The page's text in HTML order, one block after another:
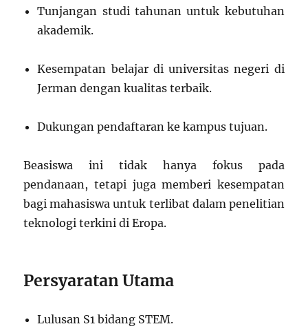
Tunjangan studi tahunan untuk kebutuhan
akademik.
Kesempatan belajar di universitas negeri di
Jerman dengan kualitas terbaik.
Dukungan pendaftaran ke kampus tujuan.
Beasiswa ini tidak hanya fokus pada
pendanaan, tetapi juga memberi kesempatan
bagi mahasiswa untuk terlibat dalam penelitian
teknologi terkini di Eropa.
Persyaratan Utama
Lulusan S1 bidang STEM.